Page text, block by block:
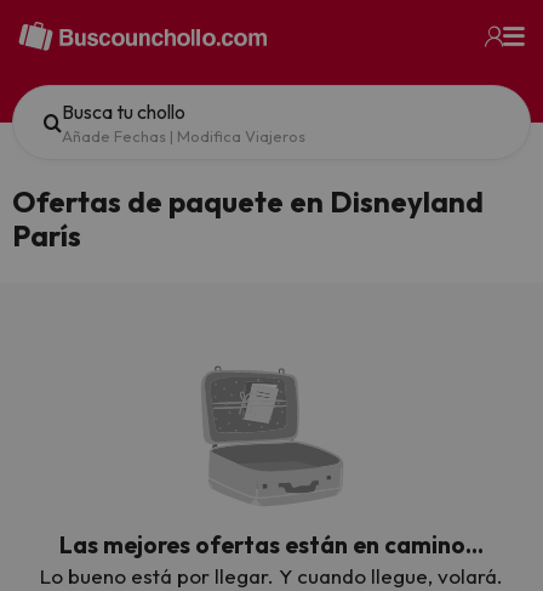
Busca tu chollo
Añade Fechas | Modifica Viajeros
Ofertas de paquete en Disneyland
París
Las mejores ofertas están en camino…
Lo bueno está por llegar. Y cuando llegue, volará.